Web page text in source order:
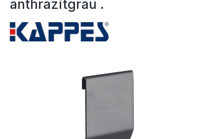
anthrazitgrau .